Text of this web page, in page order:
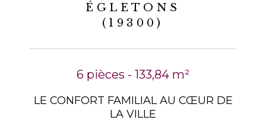
ÉGLETONS
(19300)
6 pièces - 133,84 m²
LE CONFORT FAMILIAL AU CŒUR DE
LA VILLE